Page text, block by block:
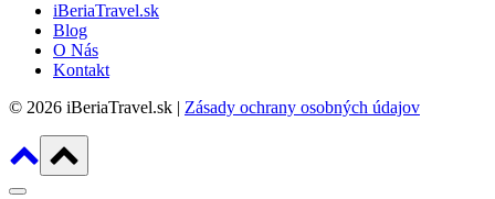
iBeriaTravel.sk
Blog
O Nás
Kontakt
© 2026 iBeriaTravel.sk | Zásady ochrany osobných údajov